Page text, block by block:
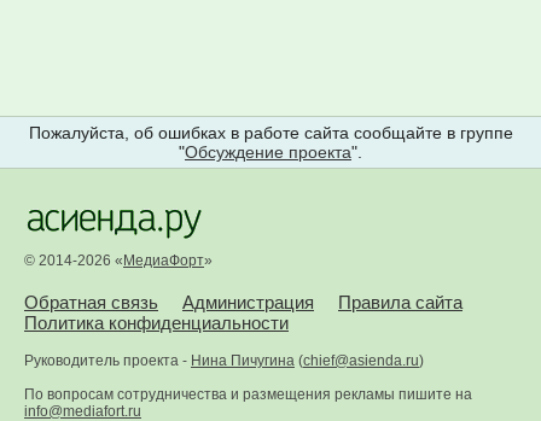
Пожалуйста, об ошибках в работе сайта сообщайте в группе
"Обсуждение проекта".
© 2014-2026 « МедиаФорт»
Обратная связь Администрация
Правила сайта
Политика конфиденциальности
Руководитель проекта - Нина Пичугина (chief@asienda.ru)
По вопросам сотрудничества и размещения рекламы пишите на
info@mediafort.ru